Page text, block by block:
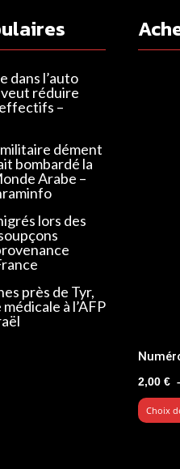
dans l’auto
réduire
–
dément
bombardé la
Arabe –
lors des
près de Tyr,
à l’AFP
2,00 €
Choix